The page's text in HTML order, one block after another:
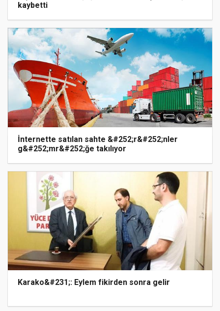
kaybetti
İnternette satılan sahte &#252;r&#252;nler
g&#252;mr&#252;ğe takılıyor
Karako&#231;: Eylem fikirden sonra gelir